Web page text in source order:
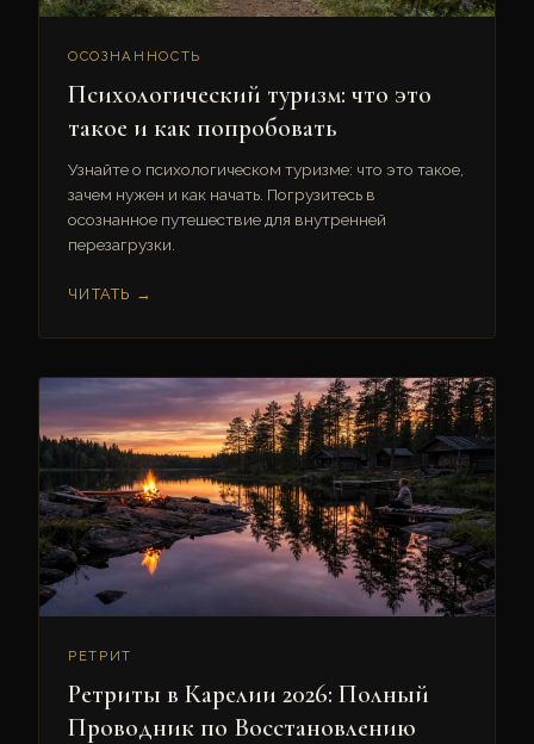
ОСОЗНАННОСТЬ
Психологический туризм: что это
такое и как попробовать
Узнайте о психологическом туризме: что это такое,
зачем нужен и как начать. Погрузитесь в
осознанное путешествие для внутренней
перезагрузки.
ЧИТАТЬ →
РЕТРИТ
Ретриты в Карелии 2026: Полный
Проводник по Восстановлению